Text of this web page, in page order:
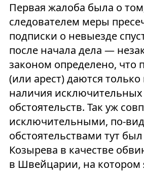
Первая жалоба была о
следователем меры
подписки о невыезде
после начала дела —
законом определено, что
(или арест) даются только
наличия исключительных
обстоятельств. Так уж
исключительными, по-
обстоятельствами тут
Козырева в качестве
в Швейцарии, на котором